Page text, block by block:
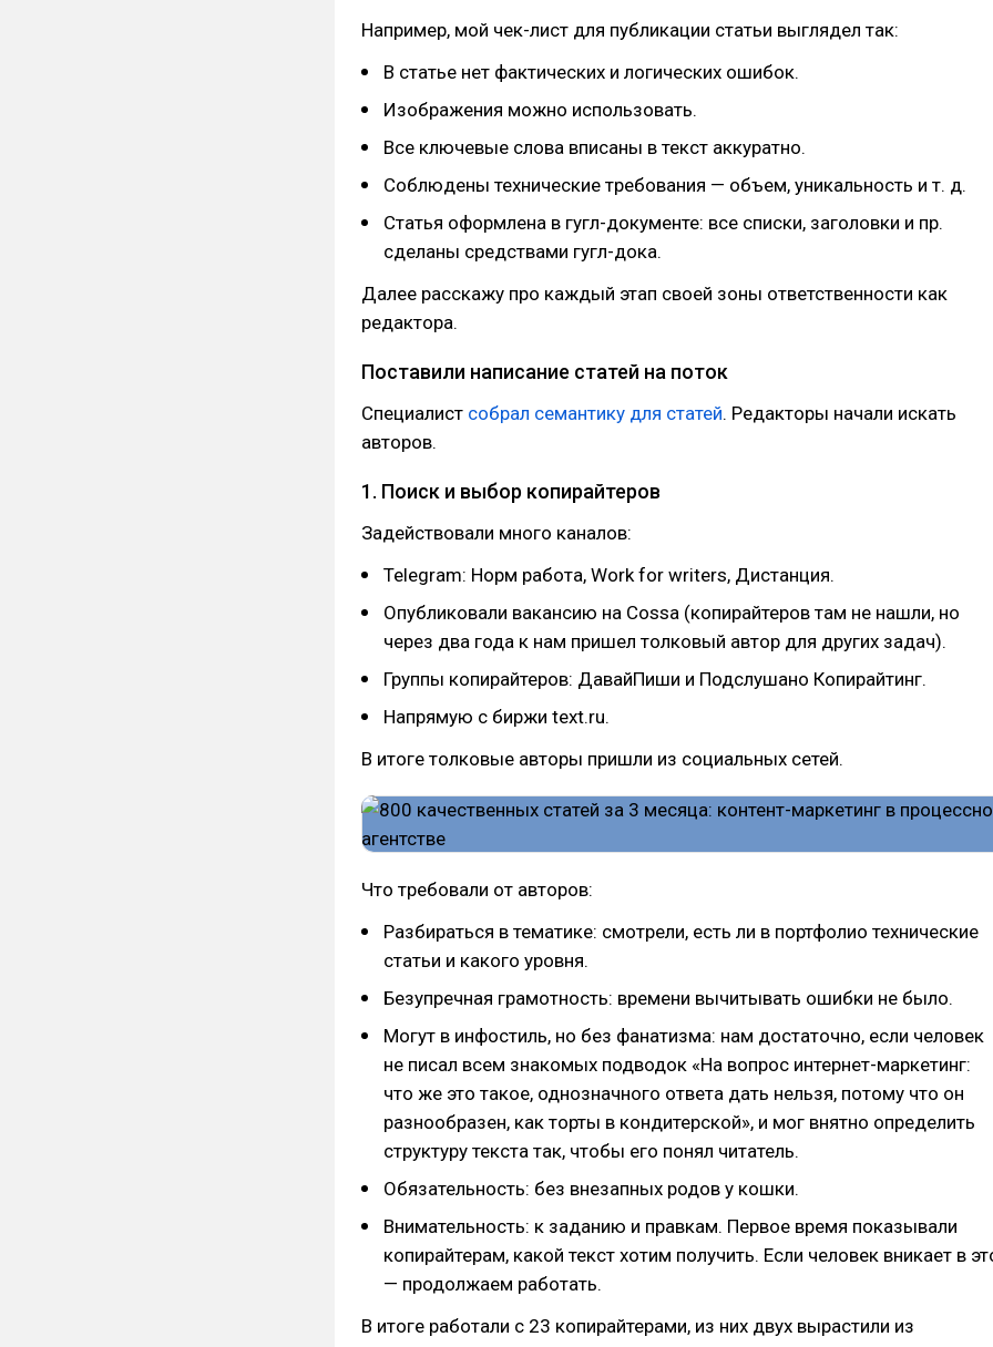
Например, мой чек-лист для публикации статьи выглядел так:
В статье нет фактических и логических ошибок.
Изображения можно использовать.
Все ключевые слова вписаны в текст аккуратно.
Соблюдены технические требования — объем, уникальность и т. д.
Статья оформлена в гугл-документе: все списки, заголовки и пр.
сделаны средствами гугл-дока.
Далее расскажу про каждый этап своей зоны ответственности как
редактора.
Поставили написание статей на поток
Специалист собрал семантику для статей. Редакторы начали искать
авторов.
1. Поиск и выбор копирайтеров
Задействовали много каналов:
Telegram: Норм работа, Work for writers, Дистанция.
Опубликовали вакансию на Cossa (копирайтеров там не нашли, но
через два года к нам пришел толковый автор для других задач).
Группы копирайтеров: ДавайПиши и Подслушано Копирайтинг.
Напрямую с биржи text.ru.
В итоге толковые авторы пришли из социальных сетей.
Что требовали от авторов:
Разбираться в тематике: смотрели, есть ли в портфолио технические
статьи и какого уровня.
Безупречная грамотность: времени вычитывать ошибки не было.
Могут в инфостиль, но без фанатизма: нам достаточно, если человек
не писал всем знакомых подводок «На вопрос интернет-маркетинг:
что же это такое, однозначного ответа дать нельзя, потому что он
разнообразен, как торты в кондитерской», и мог внятно определить
структуру текста так, чтобы его понял читатель.
Обязательность: без внезапных родов у кошки.
Внимательность: к заданию и правкам. Первое время показывали
копирайтерам, какой текст хотим получить. Если человек вникает в
— продолжаем работать.
В итоге работали с 23 копирайтерами, из них двух вырастили из